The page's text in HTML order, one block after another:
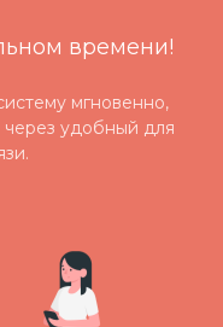
времени!
мгновенно,
через удобный для